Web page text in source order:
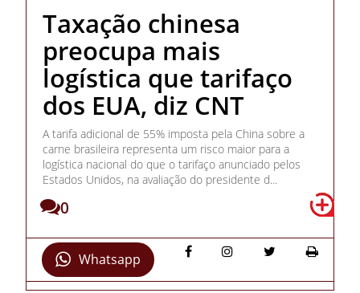
Taxação chinesa
preocupa mais
logística que tarifaço
dos EUA, diz CNT
A tarifa adicional de 55% imposta pela China sobre a
carne brasileira representa um risco maior para a
logística nacional do que o tarifaço anunciado pelos
Estados Unidos, na avaliação do presidente d...
0
Whatsapp